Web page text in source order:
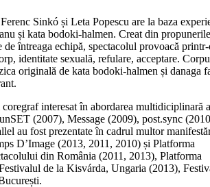
Sinkó și Leta Popescu are la baza
și kata bodoki-halmen. Creat din
de întreaga echipă, spectacolul provoacă
identitate sexuală, refulare, acceptare.
originală de kata bodoki-halmen și danaga
interesat în abordarea multidiciplinară
(2007), Message (2009), post.sync
au fost prezentate în cadrul multor
D’Image (2013, 2011, 2010) și Platforma
din România (2011, 2013), Platforma
de la Kisvárda, Ungaria (2013),